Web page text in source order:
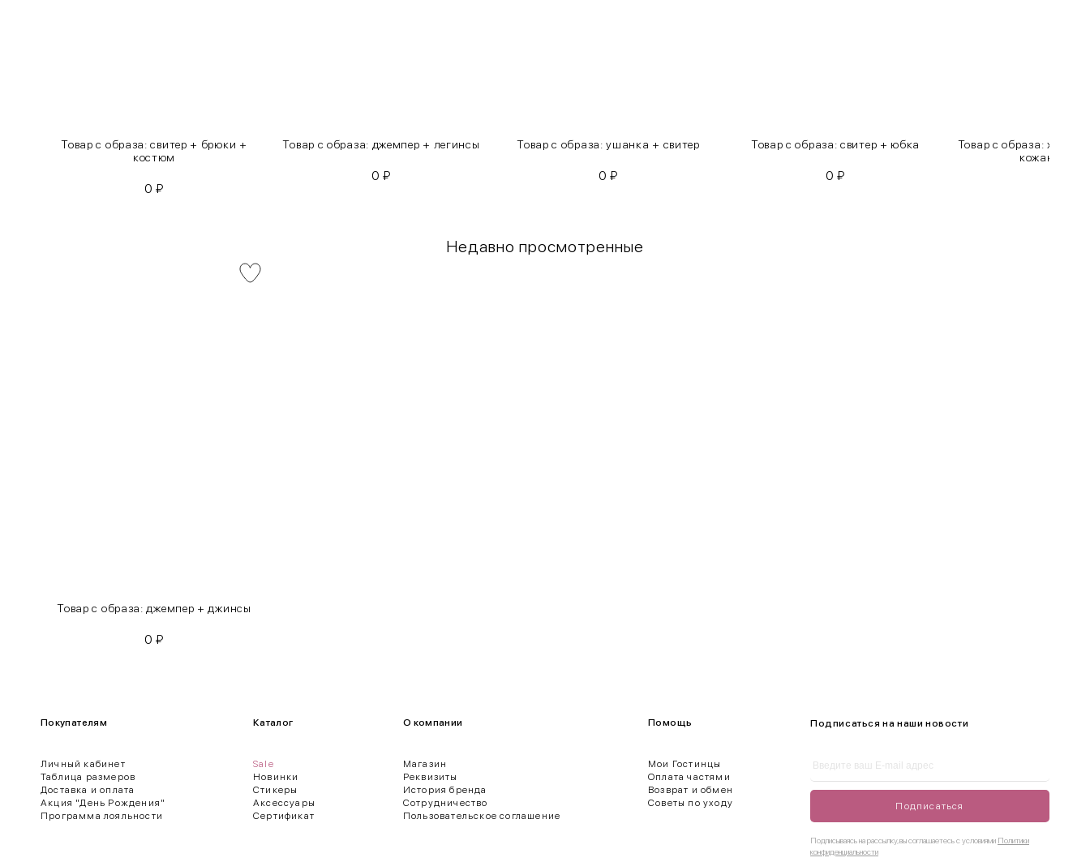
Товар с образа: свитер + брюки +
костюм
0₽
Товар с образа: джемпер + легинсы
0₽
Товар с образа: ушанка + свитер
0₽
Товар с образа: свитер + юбка
0₽
Товар с образа:
кожаные
Недавно просмотренные
Товар с образа: джемпер + джинсы
0₽
Как правильно себя обмерить
Обхват бедер (F)
Измеряется горизонтально полу по наиболее выступающим точкам ягодиц.
Покупателям
Личный кабинет
Таблица размеров
Доставка и оплата
Акция "День Рождения"
Программа лояльности
Каталог
Sale
Новинки
Стикеры
Аксессуары
Сертификат
О компании
Магазин
Реквизиты
История бренда
Сотрудничество
Пользовательское соглашение
Помощь
Мои Гостинцы
Оплата частями
Возврат и обмен
Советы по уходу
Подписаться на наши новости
Подписаться
Подписываясь на рассылку, вы соглашаетесь с условиями Политики
конфиденциальности